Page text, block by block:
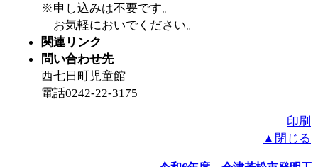
※申し込みは不要です。
お気軽においでください。
関連リンク
問い合わせ先
西七日町児童館
電話0242-22-3175
印刷
▲閉じる